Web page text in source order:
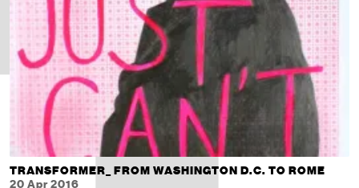
TRANSFORMER_ FROM WASHINGTON D.C. TO ROME
20 Apr 2016